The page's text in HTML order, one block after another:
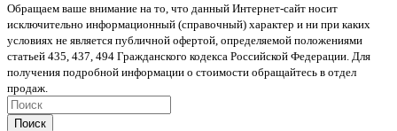
Обращаем ваше внимание на то, что данный Интернет-сайт носит
исключительно информационный (справочный) характер и ни при каких
условиях не является публичной офертой, определяемой положениями
статьей 435, 437, 494 Гражданского кодекса Российской Федерации. Для
получения подробной информации о стоимости обращайтесь в отдел
продаж.
Поиск